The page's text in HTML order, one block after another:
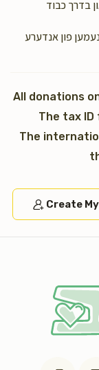
Chaim
1 year ago
בדרך כבוד
פון אנדערע
All donations
The tax
The
Create